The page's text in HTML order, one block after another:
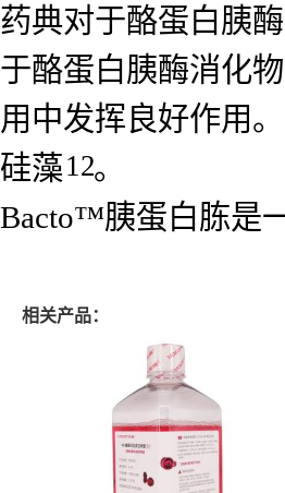
药典对于酪蛋白胰
于酪蛋白胰酶消化
用中发挥良好作用
硅藻12。
Bacto™胰蛋白胨是
相关产品：